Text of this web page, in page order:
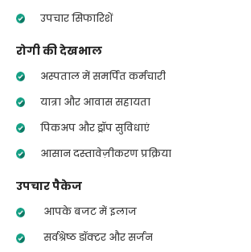
उपचार सिफारिशें
रोगी की देखभाल
अस्पताल में समर्पित कर्मचारी
यात्रा और आवास सहायता
पिकअप और ड्रॉप सुविधाएं
आसान दस्तावेज़ीकरण प्रक्रिया
उपचार पैकेज
आपके बजट में इलाज
सर्वश्रेष्ठ डॉक्टर और सर्जन